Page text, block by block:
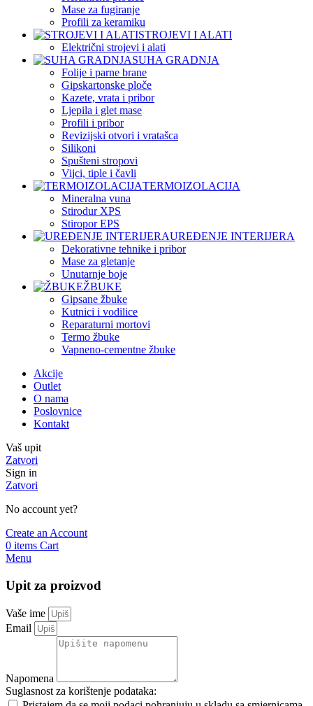
Mase za fugiranje
Profili za keramiku
STROJEVI I ALATI
Električni strojevi i alati
SUHA GRADNJA
Folije i parne brane
Gipskartonske ploče
Kazete, vrata i pribor
Ljepila i glet mase
Profili i pribor
Revizijski otvori i vratašca
Silikoni
Spušteni stropovi
Vijci, tiple i čavli
TERMOIZOLACIJA
Mineralna vuna
Stirodur XPS
Stiropor EPS
UREĐENJE INTERIJERA
Dekorativne tehnike i pribor
Mase za gletanje
Unutarnje boje
ŽBUKE
Gipsane žbuke
Kutnici i vodilice
Reparaturni mortovi
Termo žbuke
Vapneno-cementne žbuke
Akcije
Outlet
O nama
Poslovnice
Kontakt
Vaš upit
Zatvori
Sign in
Zatvori
No account yet?
Create an Account
0 items Cart
Menu
Upit za proizvod
Vaše ime
Email
Napomena
Suglasnost za korištenje podataka: